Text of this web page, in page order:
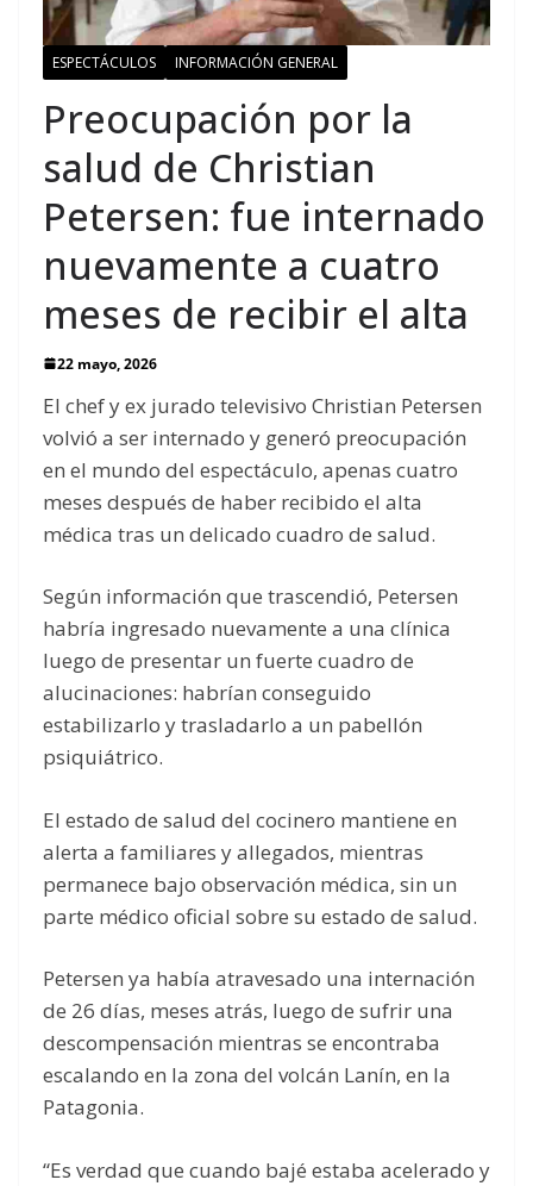
ESPECTÁCULOS INFORMACIÓN GENERAL
Preocupación por la
salud de Christian
Petersen: fue internado
nuevamente a cuatro
meses de recibir el alta
22 mayo, 2026
El chef y ex jurado televisivo Christian Petersen
volvió a ser internado y generó preocupación
en el mundo del espectáculo, apenas cuatro
meses después de haber recibido el alta
médica tras un delicado cuadro de salud.
Según información que trascendió, Petersen
habría ingresado nuevamente a una clínica
luego de presentar un fuerte cuadro de
alucinaciones: habrían conseguido
estabilizarlo y trasladarlo a un pabellón
psiquiátrico.
El estado de salud del cocinero mantiene en
alerta a familiares y allegados, mientras
permanece bajo observación médica, sin un
parte médico oficial sobre su estado de salud.
Petersen ya había atravesado una internación
de 26 días, meses atrás, luego de sufrir una
descompensación mientras se encontraba
escalando en la zona del volcán Lanín, en la
Patagonia.
“Es verdad que cuando bajé estaba acelerado y